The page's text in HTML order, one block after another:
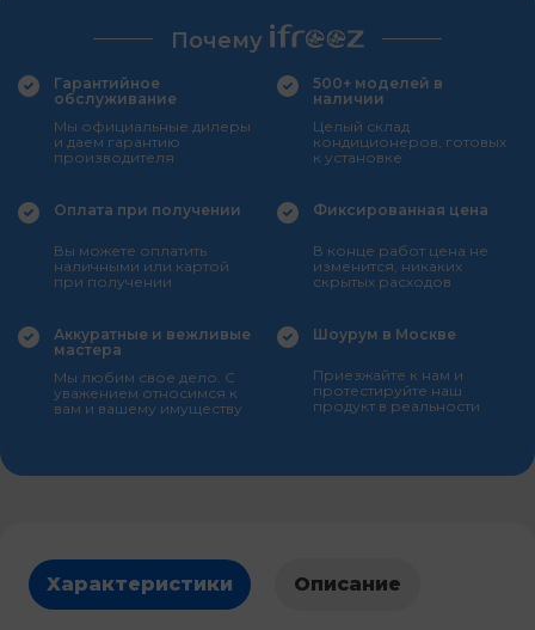
Почему
Гарантийное
обслуживание
Мы официальные дилеры
и даем гарантию
производителя
500+ моделей в
наличии
Целый склад
кондиционеров, готовых
к установке
Оплата при получении
Вы можете оплатить
наличными или картой
при получении
Фиксированная цена
В конце работ цена не
изменится, никаких
скрытых расходов
Аккуратные и вежливые
мастера
Мы любим свое дело. С
уважением относимся к
вам и вашему имуществу
Шоурум в Москве
Приезжайте к нам и
протестируйте наш
продукт в реальности
Характеристики Описание